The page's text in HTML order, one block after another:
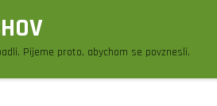
Pijeme proto, abychom se povznesli.